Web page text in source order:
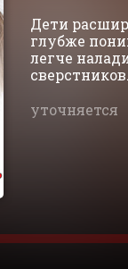
Дети
глубже
легче
уточняется